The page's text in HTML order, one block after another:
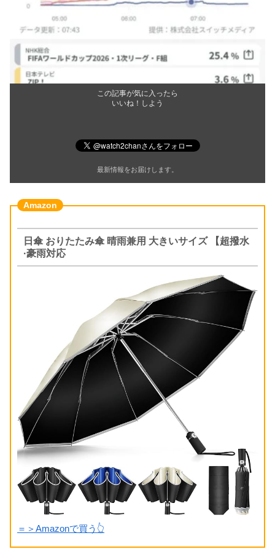
この記事が気に入ったら
いいね！しよう
最新情報をお届けします。
日傘 おりたたみ傘 晴雨兼用 大きいサイズ 【超撥水
·豪雨対応
＝＞Amazonで買う👆